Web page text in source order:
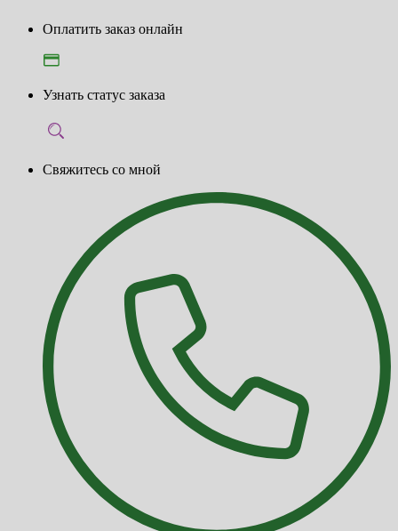
Оплатить заказ онлайн
Узнать статус заказа
Свяжитесь со мной